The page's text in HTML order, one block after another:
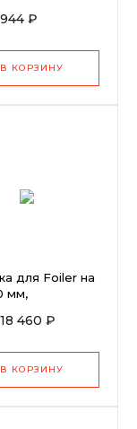
₽
В КОРЗИНУ
для Foiler на
мм,
460 ₽
В КОРЗИНУ